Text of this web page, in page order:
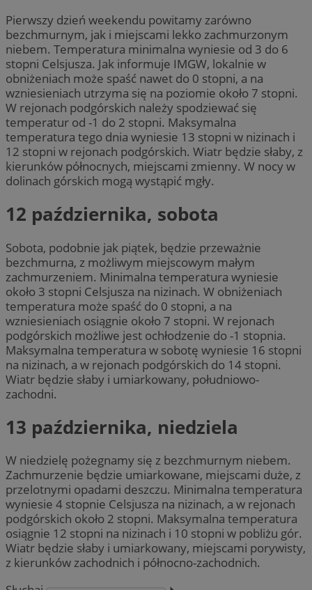
Pierwszy dzień weekendu powitamy zarówno
bezchmurnym, jak i miejscami lekko zachmurzonym
niebem. Temperatura minimalna wyniesie od 3 do 6
stopni Celsjusza. Jak informuje IMGW, lokalnie w
obniżeniach może spaść nawet do 0 stopni, a na
wzniesieniach utrzyma się na poziomie około 7 stopni.
W rejonach podgórskich należy spodziewać się
temperatur od -1 do 2 stopni. Maksymalna
temperatura tego dnia wyniesie 13 stopni w nizinach i
12 stopni w rejonach podgórskich. Wiatr będzie słaby, z
kierunków północnych, miejscami zmienny. W nocy w
dolinach górskich mogą wystąpić mgły.
12 października, sobota
Sobota, podobnie jak piątek, będzie przeważnie
bezchmurna, z możliwym miejscowym małym
zachmurzeniem. Minimalna temperatura wyniesie
około 3 stopni Celsjusza na nizinach. W obniżeniach
temperatura może spaść do 0 stopni, a na
wzniesieniach osiągnie około 7 stopni. W rejonach
podgórskich możliwe jest ochłodzenie do -1 stopnia.
Maksymalna temperatura w sobotę wyniesie 16 stopni
na nizinach, a w rejonach podgórskich do 14 stopni.
Wiatr będzie słaby i umiarkowany, południowo-
zachodni.
13 października, niedziela
W niedzielę pożegnamy się z bezchmurnym niebem.
Zachmurzenie będzie umiarkowane, miejscami duże, z
przelotnymi opadami deszczu. Minimalna temperatura
wyniesie 4 stopnie Celsjusza na nizinach, a w rejonach
podgórskich około 2 stopni. Maksymalna temperatura
osiągnie 12 stopni na nizinach i 10 stopni w pobliżu gór.
Wiatr będzie słaby i umiarkowany, miejscami porywisty,
z kierunków zachodnich i północno-zachodnich.